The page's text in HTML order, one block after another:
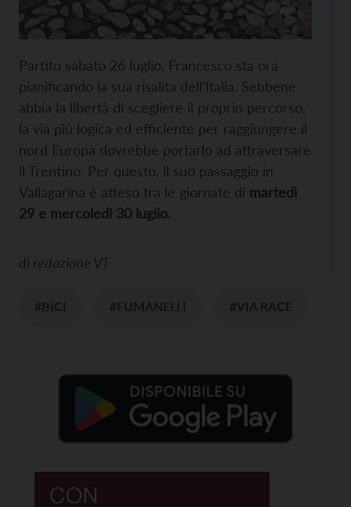
Partito sabato 26 luglio, Francesco sta ora
pianificando la sua risalita dell’Italia. Sebbene
abbia la libertà di scegliere il proprio percorso,
la via più logica ed efficiente per raggiungere il
nord Europa dovrebbe portarlo ad attraversare
il Trentino. Per questo, il suo passaggio in
Vallagarina è atteso tra le giornate di martedì
29 e mercoledì 30 luglio.
di redazione VT
#BICI #FUMANELLI #VIA RACE